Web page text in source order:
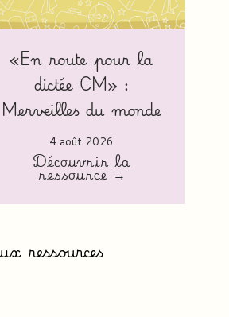
«En route pour la
dictée CM» :
Merveilles du monde
4 août 2026
Découvrir la
ressource →
ressources